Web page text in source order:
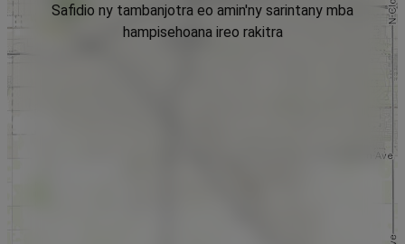
Safidio ny tambanjotra eo amin'ny sarintany mba
hampisehoana ireo rakitra